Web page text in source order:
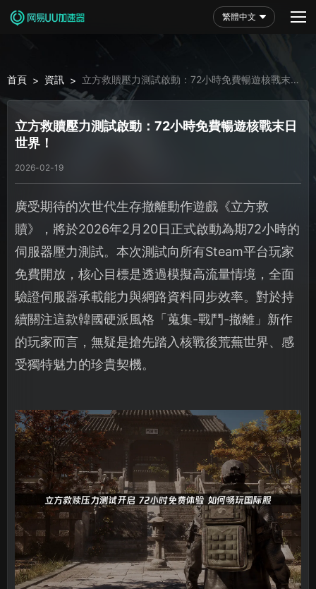
繁體中文
首頁 > 資訊 > 立方救贖壓力測試啟動：72小時免費暢遊核戰末日
世界！
立方救贖壓力測試啟動：72小時免費暢遊核戰末日
世界！
2026-02-19
廣受期待的次世代生存撤離動作遊戲《立方救
贖》，將於2026年2月20日正式啟動為期72小時的
伺服器壓力測試。本次測試向所有Steam平台玩家
免費開放，核心目標是透過模擬高流量情境，全面
驗證伺服器承載能力與網路資料同步效率。對於持
續關注這款韓國硬派風格「蒐集-戰鬥-撤離」新作
的玩家而言，無疑是搶先踏入核戰後荒蕪世界、感
受獨特魅力的珍貴契機。